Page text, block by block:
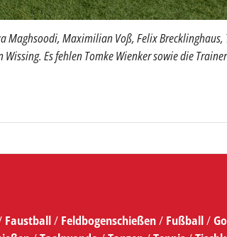
Maghsoodi, Maximilian Voß, Felix Brecklinghaus,
Es fehlen Tomke Wienker sowie die
Faustball/ Feldbogenschießen/ Fußball/